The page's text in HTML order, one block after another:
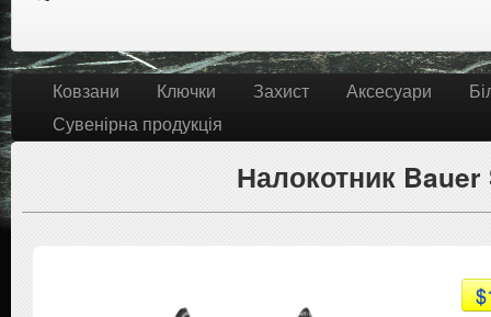
Ковзани Ключки Захист Аксесуари
Сувенірна продукція
Налокотник